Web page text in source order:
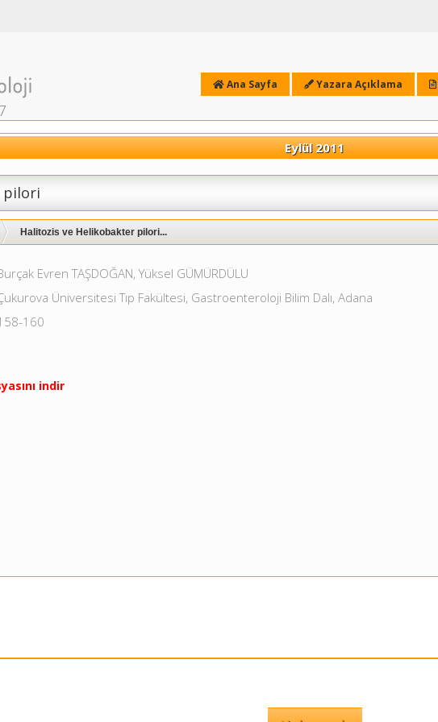
Ana Sayfa Yazara Açıklama
Eylül 2011
pilori
Halitozis ve Helikobakter pilori...
Evren TAŞDOĞAN, Yüksel GÜMÜRDÜLU
Üniversitesi Tıp Fakültesi, Gastroenteroloji Bilim Dalı, Adana
160
indir